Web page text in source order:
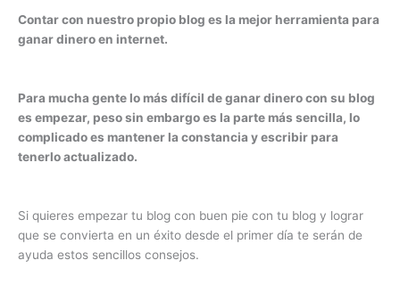
Contar con nuestro propio blog es la mejor herramienta para
ganar dinero en internet.
Para mucha gente lo más difícil de ganar dinero con su blog
es empezar, peso sin embargo es la parte más sencilla, lo
complicado es mantener la constancia y escribir para
tenerlo actualizado.
Si quieres empezar tu blog con buen pie con tu blog y lograr
que se convierta en un éxito desde el primer día te serán de
ayuda estos sencillos consejos.